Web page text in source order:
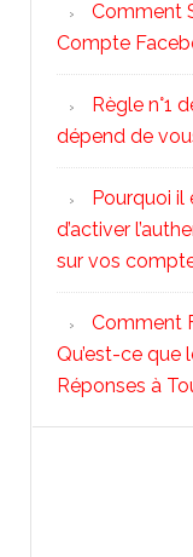
Comment
Compte
Règle n°1
dépend de
Pourquoi il
d’activer
sur vos
Comment
Qu’est-ce que
Réponses à